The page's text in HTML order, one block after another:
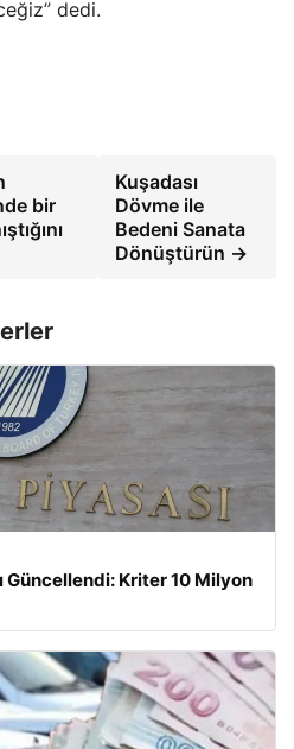
dedi.
bir
Kuşadası
Dövme ile
Bedeni Sanata
Dönüştürün →
Güncellendi: Kriter 10 Milyon